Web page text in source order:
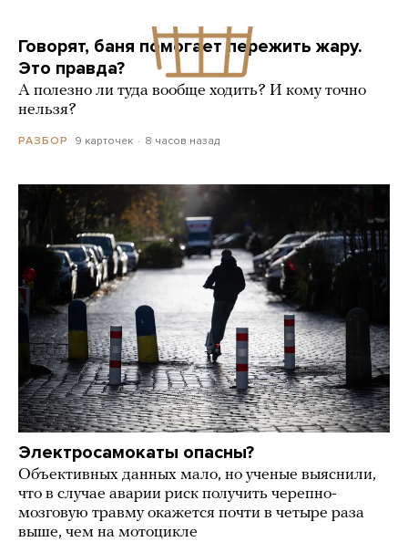
Говорят, баня помогает пережить жару.
Это правда?
А полезно ли туда вообще ходить? И кому точно
нельзя?
РАЗБОР 9 карточек 8 часов назад
Электросамокаты опасны?
Объективных данных мало, но ученые выяснили,
что в случае аварии риск получить черепно-
мозговую травму окажется почти в четыре раза
выше, чем на мотоцикле